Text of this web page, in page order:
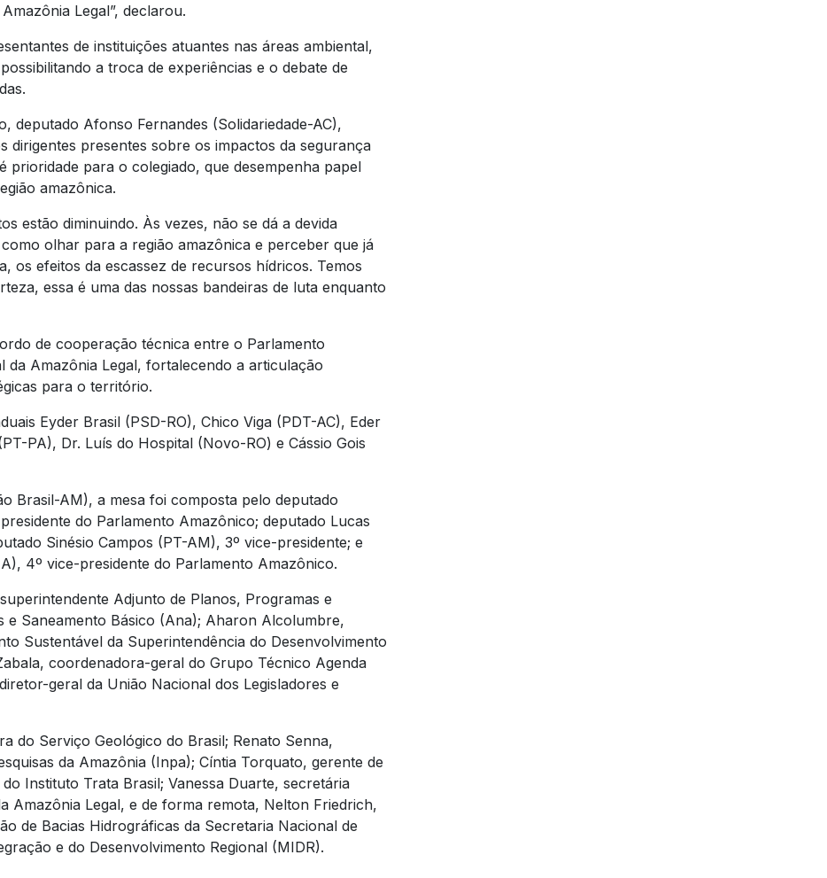
Legal”, declarou.
de instituições atuantes nas áreas ambiental,
a troca de experiências e o debate de
deputado Afonso Fernandes (Solidariedade-AC),
dirigentes presentes sobre os impactos da segurança
prioridade para o colegiado, que desempenha papel
amazônica.
estão diminuindo. Às vezes, não se dá a devida
olhar para a região amazônica e perceber que já
os efeitos da escassez de recursos hídricos. Temos
essa é uma das nossas bandeiras de luta enquanto
de cooperação técnica entre o Parlamento
Amazônia Legal, fortalecendo a articulação
para o território.
Eyder Brasil (PSD-RO), Chico Viga (PDT-AC), Eder
PA), Dr. Luís do Hospital (Novo-RO) e Cássio Gois
Brasil-AM), a mesa foi composta pelo deputado
do Parlamento Amazônico; deputado Lucas
Sinésio Campos (PT-AM), 3º vice-presidente; e
4º vice-presidente do Parlamento Amazônico.
Adjunto de Planos, Programas e
e Saneamento Básico (Ana); Aharon Alcolumbre,
Sustentável da Superintendência do Desenvolvimento
coordenadora-geral do Grupo Técnico Agenda
geral da União Nacional dos Legisladores e
do Serviço Geológico do Brasil; Renato Senna,
da Amazônia (Inpa); Cíntia Torquato, gerente de
Instituto Trata Brasil; Vanessa Duarte, secretária
Amazônia Legal, e de forma remota, Nelton Friedrich,
de Bacias Hidrográficas da Secretaria Nacional de
e do Desenvolvimento Regional (MIDR).